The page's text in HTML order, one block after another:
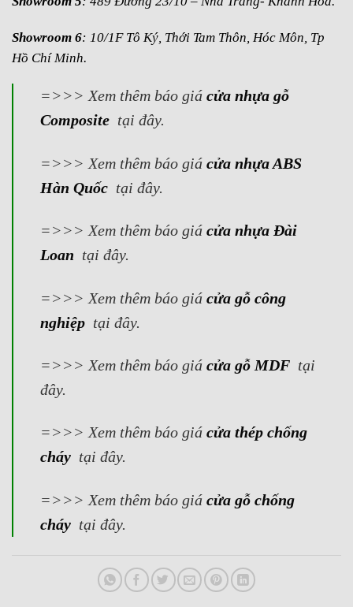
Showroom 6: 10/1F Tô Ký, Thới Tam Thôn, Hóc Môn, Tp
Hồ Chí Minh.
=>>> Xem thêm báo giá cửa nhựa gỗ
Composite tại đây.
=>>> Xem thêm báo giá cửa nhựa ABS
Hàn Quốctại đây.
=>>> Xem thêm báo giá cửa nhựa Đài
Loan tại đây.
=>>> Xem thêm báo giá cửa gỗ công
nghiệptại đây.
=>>> Xem thêm báo giá cửa gỗ MDF tại
đây.
=>>> Xem thêm báo giá cửa thép chống
cháytại đây.
=>>> Xem thêm báo giá cửa gỗ chống
cháytại đây.